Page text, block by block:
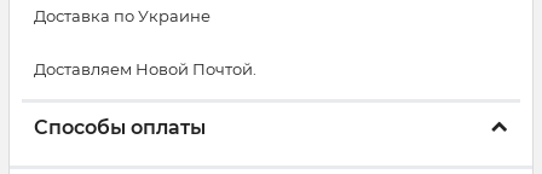
Доставка по Украине
Доставляем Новой Почтой.
Способы оплаты